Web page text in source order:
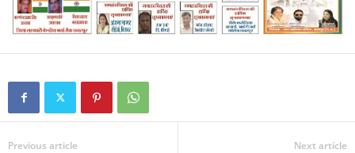
Previous article Next article